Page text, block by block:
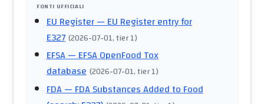
FONTI UFFICIALI
EU Register— EU Register entry for
E327 (2026-07-01, tier 1)
EFSA— EFSA OpenFood Tox
database (2026-07-01, tier 1)
FDA— FDA Substances Added to Food